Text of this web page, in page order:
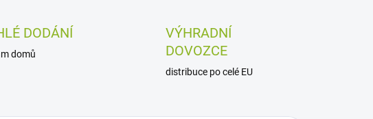
DODÁNÍ
domů
VÝHRADNÍ
DOVOZCE
distribuce po celé EU